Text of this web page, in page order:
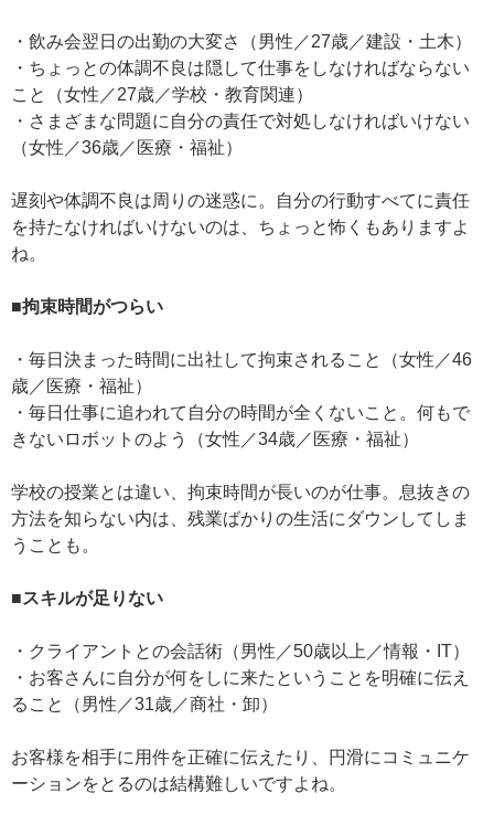
・飲み会翌日の出勤の大変さ（男性／27歳／建設・土木）
・ちょっとの体調不良は隠して仕事をしなければならない
こと（女性／27歳／学校・教育関連）
・さまざまな問題に自分の責任で対処しなければいけない
（女性／36歳／医療・福祉）
遅刻や体調不良は周りの迷惑に。自分の行動すべてに責任
を持たなければいけないのは、ちょっと怖くもありますよ
ね。
■拘束時間がつらい
・毎日決まった時間に出社して拘束されること（女性／46
歳／医療・福祉）
・毎日仕事に追われて自分の時間が全くないこと。何もで
きないロボットのよう（女性／34歳／医療・福祉）
学校の授業とは違い、拘束時間が長いのが仕事。息抜きの
方法を知らない内は、残業ばかりの生活にダウンしてしま
うことも。
■スキルが足りない
・クライアントとの会話術（男性／50歳以上／情報・IT）
・お客さんに自分が何をしに来たということを明確に伝え
ること（男性／31歳／商社・卸）
お客様を相手に用件を正確に伝えたり、円滑にコミュニケ
ーションをとるのは結構難しいですよね。